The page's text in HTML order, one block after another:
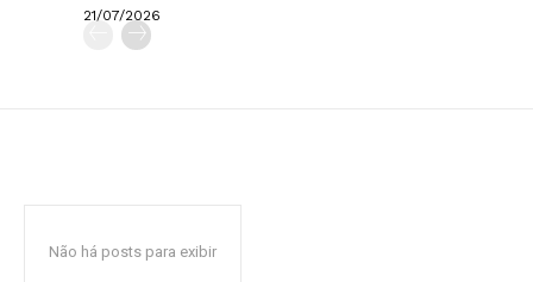
21/07/2026
Não há posts para exibir